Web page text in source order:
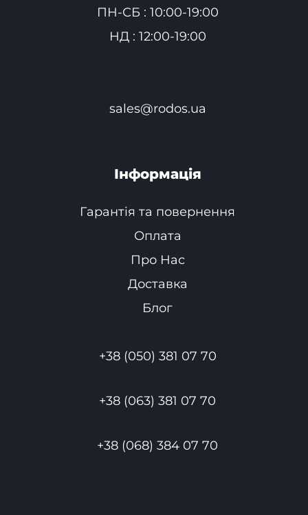
ПН-СБ : 10:00-19:00
НД : 12:00-19:00
sales@rodos.ua
Інформація
Гарантія та повернення
Оплата
Про Нас
Доставка
Блог
+38 (050) 381 07 70
+38 (063) 381 07 70
+38 (068) 384 07 70